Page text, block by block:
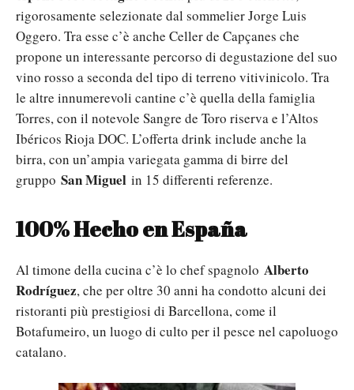
rigorosamente selezionate dal sommelier Jorge Luis
Oggero. Tra esse c’è anche Celler de Capçanes che
propone un interessante percorso di degustazione del suo
vino rosso a seconda del tipo di terreno vitivinicolo. Tra
le altre innumerevoli cantine c’è quella della famiglia
Torres, con il notevole Sangre de Toro riserva e l’Altos
Ibéricos Rioja DOC. L’offerta drink include anche la
birra, con un’ampia variegata gamma di birre del
gruppo San Miguel in 15 differenti referenze.
100% Hecho en España
Al timone della cucina c’è lo chef spagnolo Alberto
Rodríguez, che per oltre 30 anni ha condotto alcuni dei
ristoranti più prestigiosi di Barcellona, come il
Botafumeiro, un luogo di culto per il pesce nel capoluogo
catalano.